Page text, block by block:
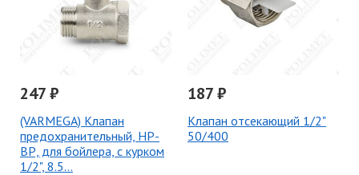
247 ₽
(VARMEGA) Клапан
предохранительный, НР-
ВР, для бойлера, с курком
1/2", 8.5…
187 ₽
Клапан отсекающий 1/2"
50/400